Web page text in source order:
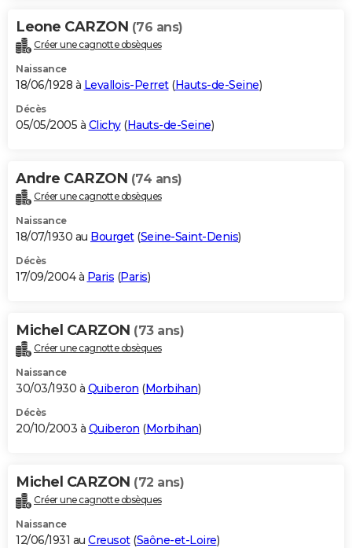
Leone CARZON (76 ans)
Créer une cagnotte obsèques
Naissance
18/06/1928 à Levallois-Perret(Hauts-de-Seine)
Décès
05/05/2005 à Clichy(Hauts-de-Seine)
Andre CARZON (74 ans)
Créer une cagnotte obsèques
Naissance
18/07/1930 au Bourget(Seine-Saint-Denis)
Décès
17/09/2004 à Paris (Paris)
Michel CARZON (73 ans)
Créer une cagnotte obsèques
Naissance
30/03/1930 à Quiberon (Morbihan)
Décès
20/10/2003 à Quiberon (Morbihan)
Michel CARZON (72 ans)
Créer une cagnotte obsèques
Naissance
12/06/1931 au Creusot(Saône-et-Loire)